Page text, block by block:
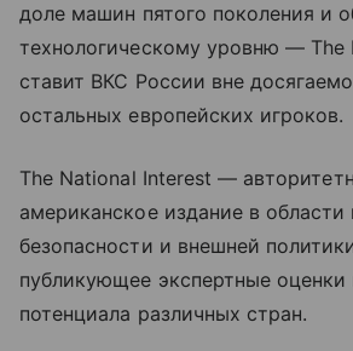
доле машин пятого поколения и
технологическому уровню — The
ставит ВКС России вне
остальных европейских игроков.
The National Interest —
американское издание в
безопасности и внешней
публикующее экспертные оценки
потенциала различных стран.